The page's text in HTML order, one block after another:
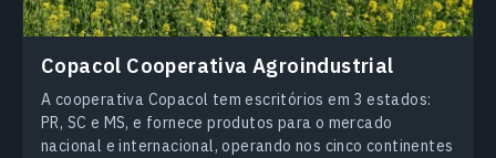
Сopacol Сooperativa Agroindustrial
A cooperativa Copacol tem escritórios em 3 estados:
PR, SC e MS, e fornece produtos para o mercado
nacional e internacional, operando nos cinco continentes